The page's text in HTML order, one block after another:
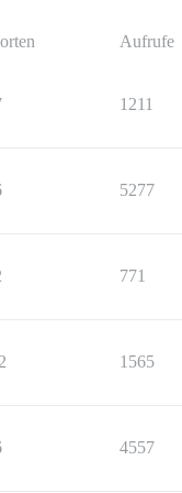
Aufrufe
1211
5277
771
1565
4557